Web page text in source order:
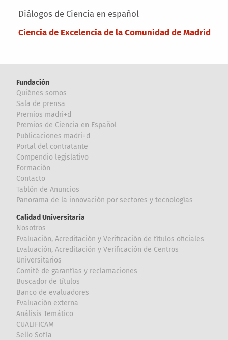
Main menu
Diálogos de Ciencia en español
Ciencia de Excelencia de la Comunidad de Madrid
Fundación
Quiénes somos
Sala de prensa
Premios madri+d
Premios de Ciencia en Español
Publicaciones madri+d
Portal del contratante
Compendio legislativo
Formación
Contacto
Tablón de Anuncios
Panorama de la innovación por sectores y tecnologías
Calidad Universitaria
Nosotros
Evaluación, Acreditación y Verificación de títulos oficiales
Evaluación, Acreditación y Verificación de Centros
Universitarios
Comité de garantías y reclamaciones
Buscador de títulos
Banco de evaluadores
Evaluación externa
Análisis Temático
CUALIFICAM
Sello Sofía